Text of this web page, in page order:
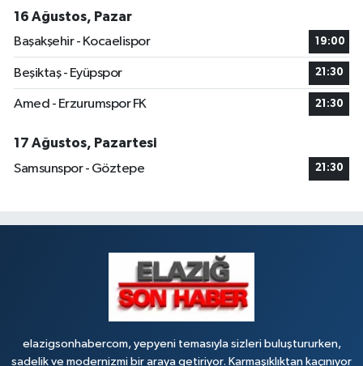
Makfire Eczanesi
Çaydaçıra Mahallesi, Adnan Kahveci Caddesi, No:29 Merkez Elazığ
16 Ağustos, Pazar
Başakşehir - Kocaelispor
19:00
Beşiktaş - Eyüpspor 21:30
Amed - Erzurumspor FK 21:30
17 Ağustos, Pazartesi
Samsunspor - Göztepe
21:30
elazigsonhabercom, yepyeni temasıyla sizleri buluştururken,
sadelik ve modernizmi bir araya getiriyor. Karmaşıklıktan kaçınıyor